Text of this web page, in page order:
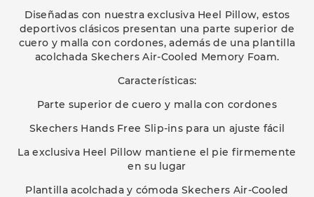
Diseñadas con nuestra exclusiva Heel Pillow, estos
deportivos clásicos presentan una parte superior de
cuero y malla con cordones, además de una plantilla
acolchada Skechers Air-Cooled Memory Foam.
Características:
Parte superior de cuero y malla con cordones
Skechers Hands Free Slip-ins para un ajuste fácil
La exclusiva Heel Pillow mantiene el pie firmemente
en su lugar
Plantilla acolchada y cómoda Skechers Air-Cooled